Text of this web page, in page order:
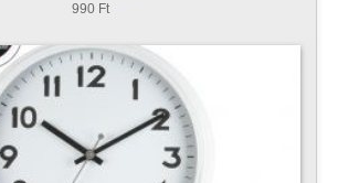
990 Ft